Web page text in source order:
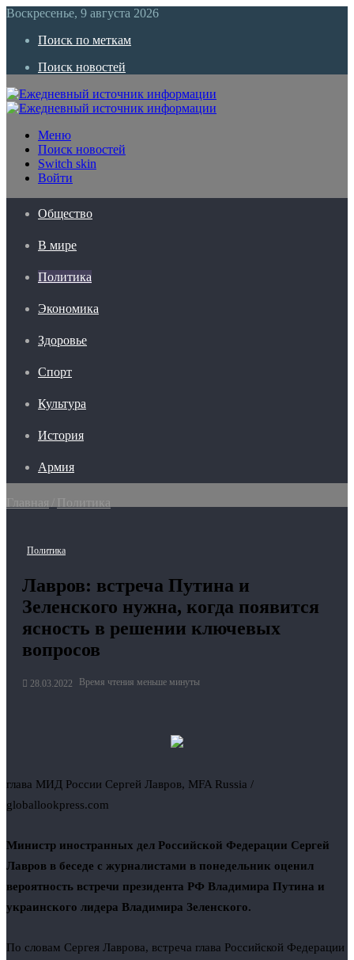
Воскресенье, 9 августа 2026
Поиск по меткам
Поиск новостей
Меню
Поиск новостей
Switch skin
Войти
Общество
В мире
Политика
Экономика
Здоровье
Спорт
Культура
История
Армия
Главная Политика
Политика
Лавров: встреча Путина и
Зеленского нужна, когда появится
ясность в решении ключевых
вопросов
28.03.2022 Время чтения меньше минуты
глава МИД России Сергей Лавров, MFA Russia /
globallookpress.com
Министр иностранных дел Российской Федерации Сергей
Лавров в беседе с журналистами в понедельник оценил
вероятность встречи президента РФ Владимира Путина и
украинского лидера Владимира Зеленского.
По словам Сергея Лаврова, встреча глава Российской Федерации